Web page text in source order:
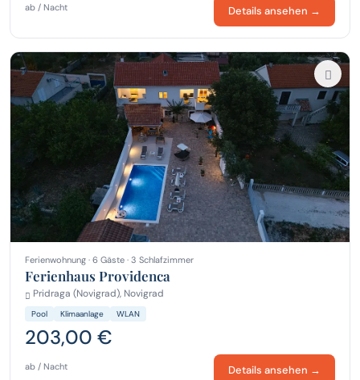
ab / Nacht Details ansehen →
Ferienwohnung · 6 Gäste · 3 Schlafzimmer
Ferienhaus Providenca
Pridraga (Novigrad), Novigrad
Pool Klimaanlage WLAN
203,00 €
ab / Nacht Details ansehen →